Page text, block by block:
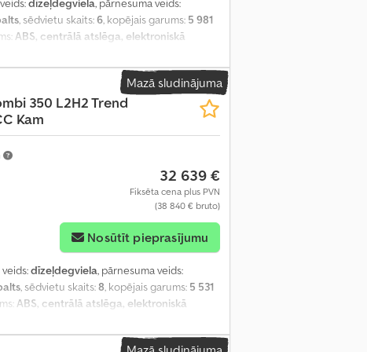
dīzeļdegviela, pārnesuma veids:
, sēdvietu skaits:6, kopējais garums: 5 981
ABS, centrālā atslēga, elektroniskā
sistēma
Mazā sludinājuma
350 L2H2 Trend
Kam
32 639 €
Fiksēta cena plus PVN
(38 840 € bruto)
Nosūtīt pieprasījumu
dīzeļdegviela, pārnesuma veids:
, sēdvietu skaits:8 , kopējais garums: 5 531
ABS, centrālā atslēga, elektroniskā
sistēma